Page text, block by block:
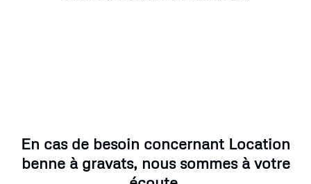
En cas de besoin concernant Location
benne à gravats, nous sommes à votre